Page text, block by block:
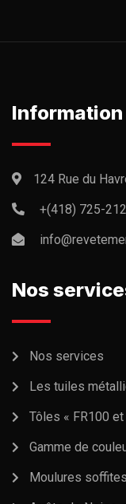
Information
124 Rue du
+(418) 725-
Nos
Nos services
Les tuiles
Tôles « FR100
Gamme de
Moulures